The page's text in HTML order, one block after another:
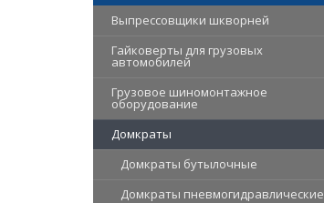
Выпрессовщики шкворней
Гайковерты для грузовых
автомобилей
Грузовое шиномонтажное
оборудование
Домкраты
Домкраты бутылочные
Домкраты пневмогидравлические